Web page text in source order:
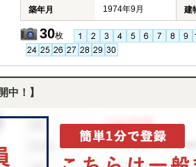
築年月 1974年9月 建
30枚
中！】